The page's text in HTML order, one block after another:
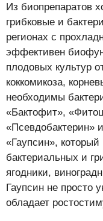
Из биопрепаратов
грибковые и
регионах с
эффективен
плодовых культур
коккомикоза,
необходимы
«Бактофит»,
«Псевдобактерин»
«Гаупсин»,
бактериальных и
ягодники,
Гаупсин не просто
обладает